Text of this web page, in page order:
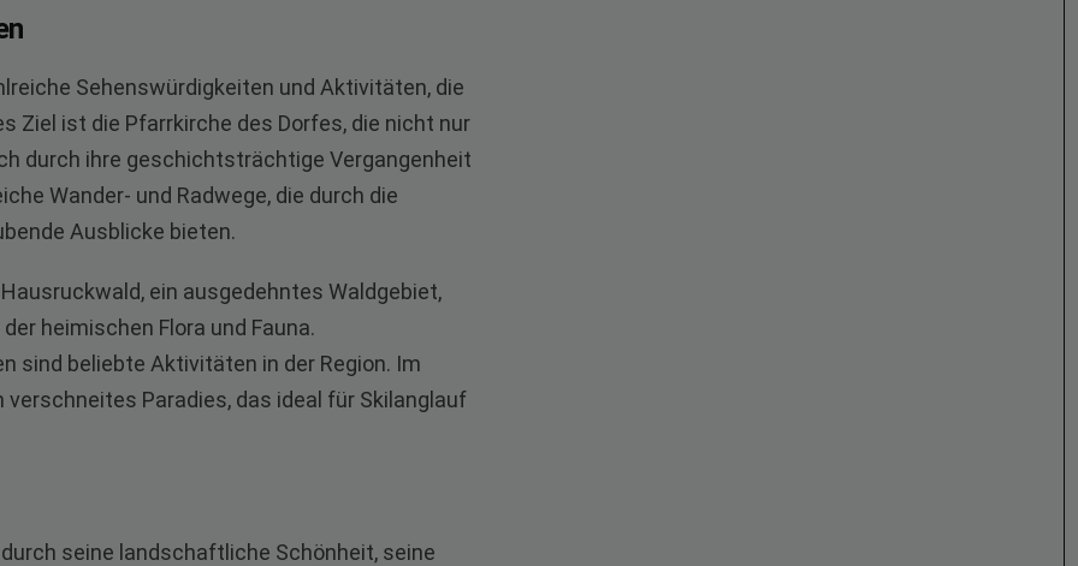
Sehenswürdigkeiten und Aktivitäten, die
Ziel ist die Pfarrkirche des Dorfes, die nicht nur
durch ihre geschichtsträchtige Vergangenheit
Wander- und Radwege, die durch die
Ausblicke bieten.
ein ausgedehntes Waldgebiet,
heimischen Flora und Fauna.
sind beliebte Aktivitäten in der Region. Im
Paradies, das ideal für Skilanglauf
seine landschaftliche Schönheit, seine